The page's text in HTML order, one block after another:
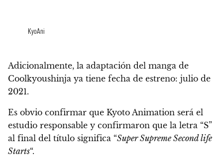
KyoAni
Adicionalmente, la adaptación del manga de
Coolkyoushinja ya tiene fecha de estreno: julio de
2021.
Es obvio confirmar que Kyoto Animation será el
estudio responsable y confirmaron que la letra “S”
al final del título significa “Super Supreme Second life
Starts“.